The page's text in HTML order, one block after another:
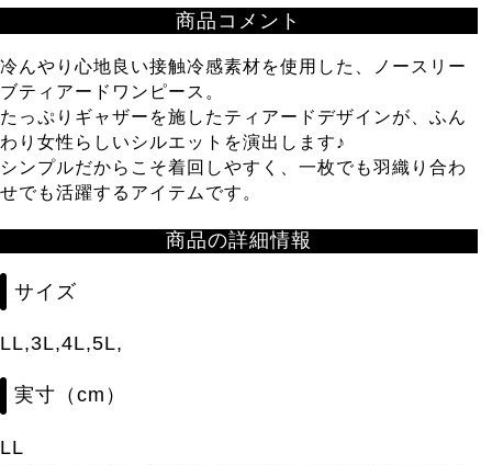
商品コメント
冷んやり心地良い接触冷感素材を使用した、ノースリー
ブティアードワンピース。
たっぷりギャザーを施したティアードデザインが、ふん
わり女性らしいシルエットを演出します♪
シンプルだからこそ着回しやすく、一枚でも羽織り合わ
せでも活躍するアイテムです。
商品の詳細情報
サイズ
LL,3L,4L,5L,
実寸（cm）
LL